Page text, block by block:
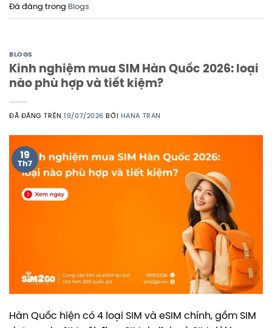
Đã đăng trong Blogs
BLOGS
Kinh nghiệm mua SIM Hàn Quốc 2026: loại
nào phù hợp và tiết kiệm?
ĐÃ ĐĂNG TRÊN19/07/2026 BỞI HANA TRAN
19
Th7
Hàn Quốc hiện có 4 loại SIM và eSIM chính, gồm SIM